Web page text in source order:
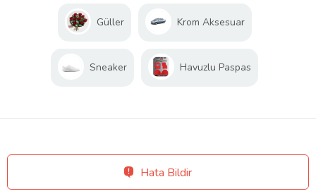
Güller Krom Aksesuar
Sneaker Havuzlu Paspas
Hata Bildir